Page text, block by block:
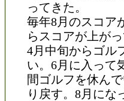
ってきた。
毎年8月のスコア
らスコアが上がっ
4月中旬からゴル
い。6月に入って
間ゴルフを休ん
り戻す。8月にな